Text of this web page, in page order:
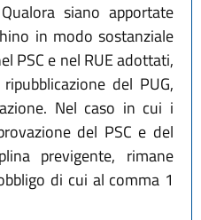
siano apportate
in modo sostanziale
PSC e nel RUE adottati,
del PUG,
Nel caso in cui i
del PSC e del
previgente, rimane
di cui al comma 1